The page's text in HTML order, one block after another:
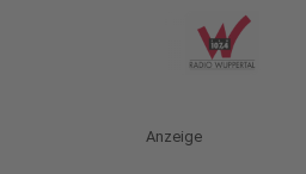
Anzeige